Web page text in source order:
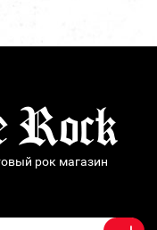
рок магазин